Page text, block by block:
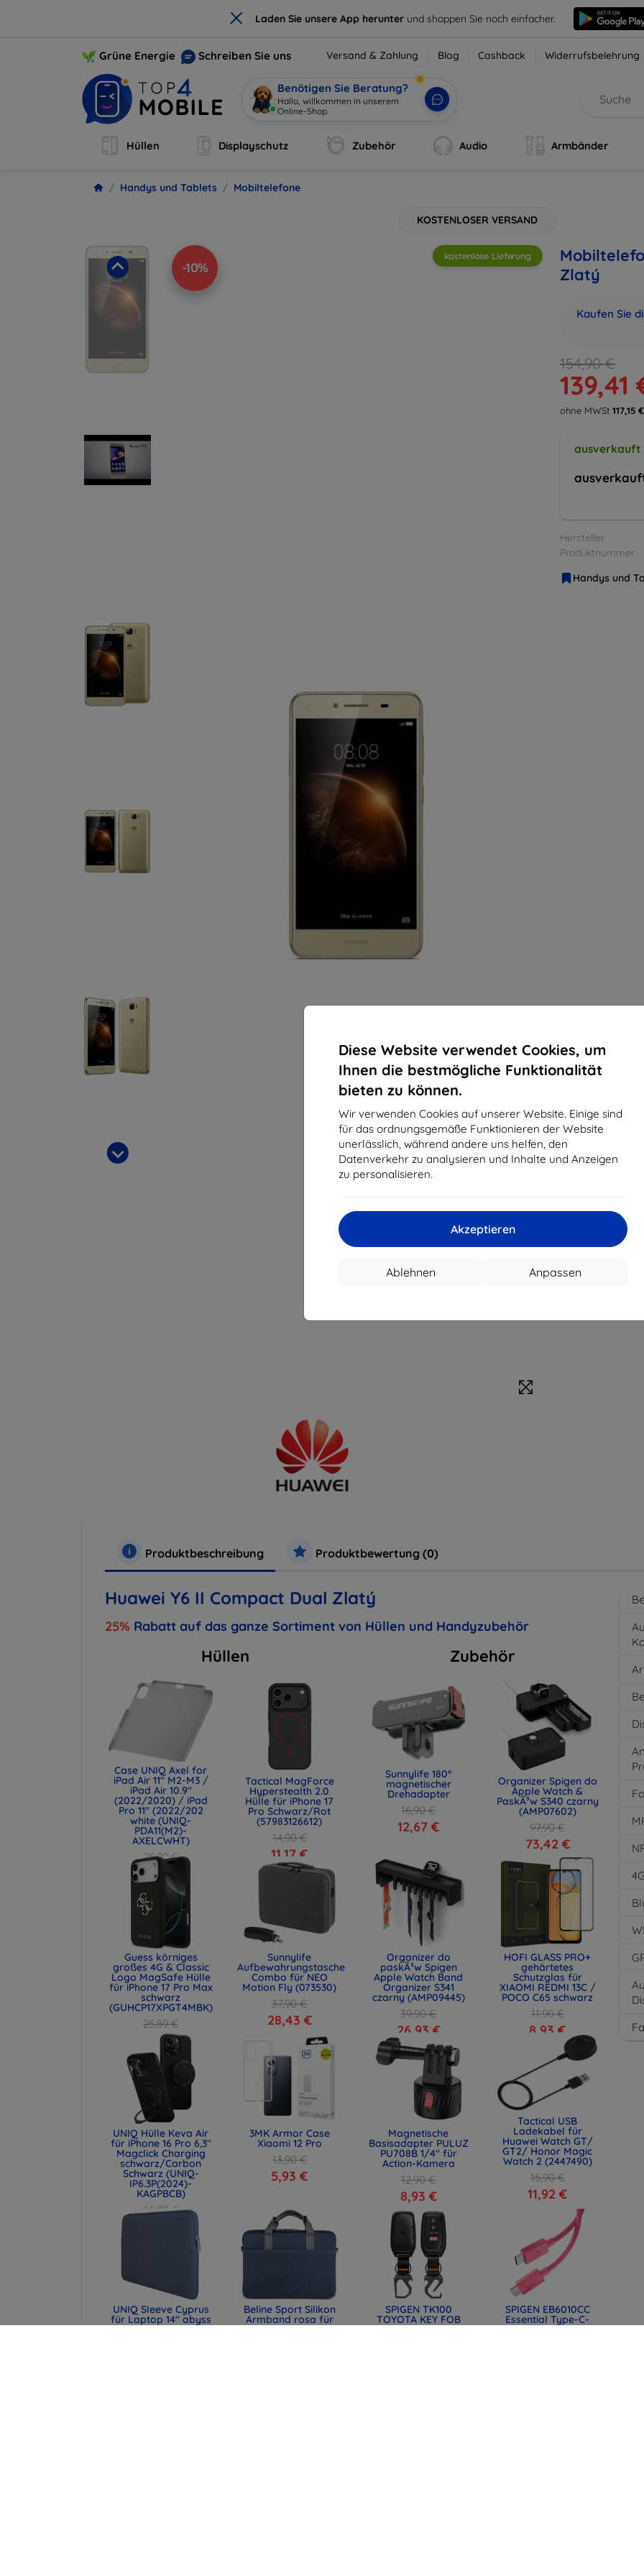
× Laden Sie unsere App herunter und shoppen Sie noch einfacher.
Diese Website verwendet Cookies, um
Ihnen die bestmögliche Funktionalität
bieten zu können.
Wir verwenden Cookies auf unserer Website. Einige sind
für das ordnungsgemäße Funktionieren der Website
unerlässlich, während andere uns helfen, den
Datenverkehr zu analysieren und Inhalte und Anzeigen
zu personalisieren.
Akzeptieren
Anpassen
Ablehnen
Grüne Energie Schreiben Sie uns Versand & Zahlung Blog Cashback Widerrufsbelehrung
Benötigen Sie Beratung?
Hallo, willkommen in unserem
Onlin|
Hüllen Displayschutz Zubehör Audio Armbänder
Handys und Tablets Mobiltelefone
KOSTENLOSER VERSAND
-10%
kostenlose Lieferung
Zlatý
Kaufen Sie
154,90 €
139,41
ohne MWSt 117,15 €
ausverkauft
Hersteller
Produktnummer
Handys und
Produktbeschreibung Produktbewertung (0)
Huawei Y6 II Compact Dual Zlatý
25% Rabatt auf das ganze Sortiment von Hüllen und Handyzubehör
Hüllen
Case UNIQ Axel for
iPad Air 11" M2-M3 /
iPad Air 10.9"
(2022/2020) / iPad
Pro 11" (2022/202
white (UNIQ-
PDA11(M2)-
AXELCWHT)
25,89 €
19,42 €
Tactical MagForce
Hyperstealth 2.0
Hülle für iPhone 17
Pro Schwarz/Rot
(57983126612)
14,90 €
11,17 €
Guess körniges
großes 4G & Classic
Logo MagSafe Hülle
für iPhone 17 Pro Max
schwarz
(GUHCP17XPGT4MBK)
25,89 €
19,42 €
Sunnylife
Aufbewahrungstasche
Combo für NEO
Motion Fly (073530)
37,90 €
28,43 €
UNIQ Hülle Keva Air
für iPhone 16 Pro 6,3"
Magclick Charging
schwarz/Carbon
Schwarz (UNIQ-
IP6.3P(2024)-
KAGPBCB)
66,90 €
3MK Armor Case
Xiaomi 12 Pro
13,90 €
5,93 €
UNIQ Sleeve Cyprus
für Laptop 14" abyss
blue,
Beline Sport Silikon
Armband rosa für
Apple Watch
Zubehör
Sunnylife 180°
magnetischer
Drehadapter
16,90 €
12,67 €
Organizer Spigen do
Apple Watch &
PaskÃ³w S340 czarny
(AMP07602)
97,90 €
73,42 €
Organizer do
paskÃ³w Spigen
Apple Watch Band
Organizer S341
czarny (AMP09445)
39,90 €
26,93 €
HOFI GLASS PRO+
gehärtetes
Schutzglas für
XIAOMI REDMI 13C /
POCO C65 schwarz
11,90 €
8,93 €
Magnetische
Basisadapter PULUZ
PU708B 1/4" für
Action-Kamera
12,90 €
8,93 €
Tactical USB
Ladekabel für
Huawei Watch GT/
GT2/ Honor Magic
Watch 2 (2447490)
15,90 €
11,92 €
SPIGEN TK100
TOYOTA KEY FOB
CASE BLACK
SPIGEN EB6010CC
Essential Type-C-
Kabel 60W 100 cm